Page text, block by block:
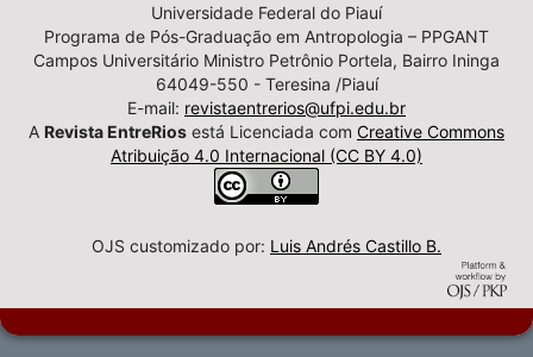
Universidade Federal do Piauí
Programa de Pós-Graduação em Antropologia – PPGANT
Campos Universitário Ministro Petrônio Portela, Bairro Ininga
64049-550 - Teresina /Piauí
E-mail: revistaentrerios@ufpi.edu.br
A Revista EntreRios está Licenciada com Creative Commons
Atribuição 4.0 Internacional (CC BY 4.0)
OJS customizado por: Luis Andrés Castillo B.